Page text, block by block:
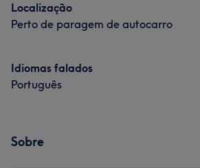
Localização
Perto de paragem de autocarro
Idiomas falados
Português
Sobre